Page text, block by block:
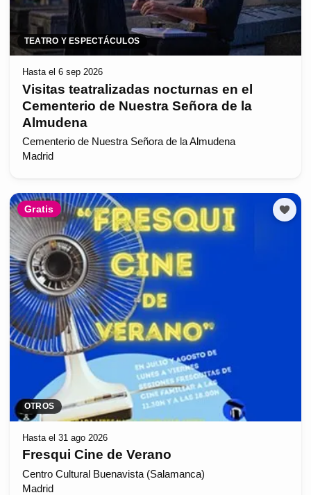
TEATRO Y ESPECTÁCULOS
Hasta el 6 sep 2026
Visitas teatralizadas nocturnas en el
Cementerio de Nuestra Señora de la
Almudena
Cementerio de Nuestra Señora de la Almudena
Madrid
Gratis
OTROS
Hasta el 31 ago 2026
Fresqui Cine de Verano
Centro Cultural Buenavista (Salamanca)
Madrid